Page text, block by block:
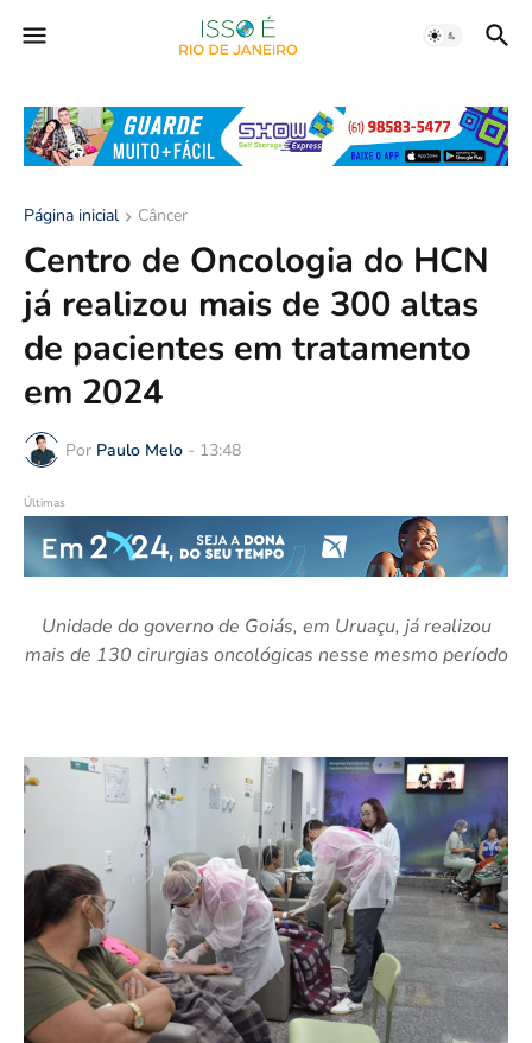
Página inicial Câncer
Centro de Oncologia do HCN
já realizou mais de 300 altas
de pacientes em tratamento
em 2024
Por Paulo Melo - 13:48
Últimas
Unidade do governo de Goiás, em Uruaçu, já realizou
mais de 130 cirurgias oncológicas nesse mesmo período